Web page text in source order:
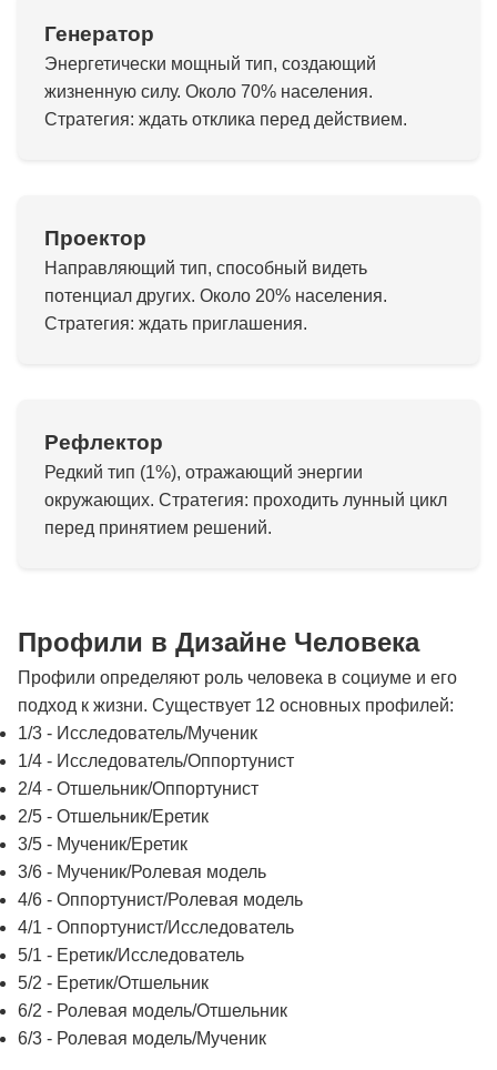
Генератор
Энергетически мощный тип, создающий
жизненную силу. Около 70% населения.
Стратегия: ждать отклика перед действием.
Проектор
Направляющий тип, способный видеть
потенциал других. Около 20% населения.
Стратегия: ждать приглашения.
Рефлектор
Редкий тип (1%), отражающий энергии
окружающих. Стратегия: проходить лунный цикл
перед принятием решений.
Профили в Дизайне Человека
Профили определяют роль человека в социуме и его
подход к жизни. Существует 12 основных профилей:
1/3 - Исследователь/Мученик
1/4 - Исследователь/Оппортунист
2/4 - Отшельник/Оппортунист
2/5 - Отшельник/Еретик
3/5 - Мученик/Еретик
3/6 - Мученик/Ролевая модель
4/6 - Оппортунист/Ролевая модель
4/1 - Оппортунист/Исследователь
5/1 - Еретик/Исследователь
5/2 - Еретик/Отшельник
6/2 - Ролевая модель/Отшельник
6/3 - Ролевая модель/Мученик